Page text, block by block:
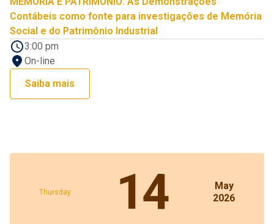
Contábeis como fonte para investigações de Memória
Social e do Patrimônio Industrial
3:00 pm
On-line
Saiba mais
Thursday 14
May
2026